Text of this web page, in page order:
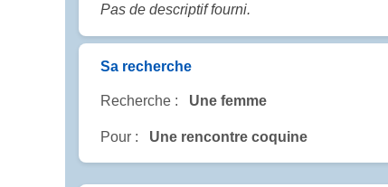
Pas de descriptif fourni.
Sa recherche
Recherche : Une femme
Pour : Une rencontre coquine